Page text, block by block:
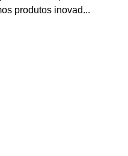
produtos inovad...